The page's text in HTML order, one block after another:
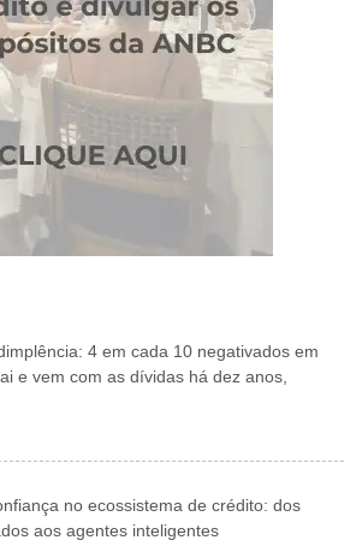
4 em cada 10 negativados em
e vem com as dívidas há dez anos,
no ecossistema de crédito: dos
aos agentes inteligentes